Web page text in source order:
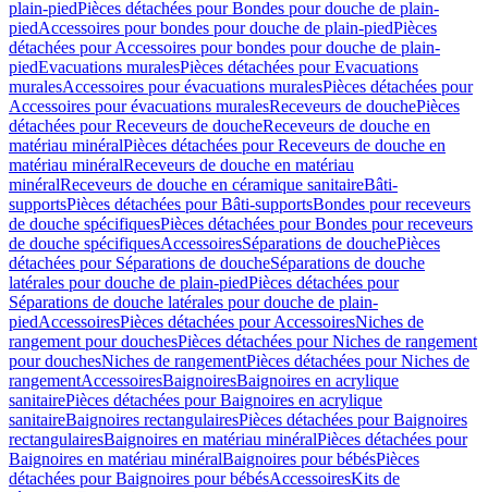
plain-piedPièces détachées pour Bondes pour douche de plain-
piedAccessoires pour bondes pour douche de plain-piedPièces
détachées pour Accessoires pour bondes pour douche de plain-
piedEvacuations muralesPièces détachées pour Evacuations
muralesAccessoires pour évacuations muralesPièces détachées pour
Accessoires pour évacuations muralesReceveurs de douchePièces
détachées pour Receveurs de doucheReceveurs de douche en
matériau minéralPièces détachées pour Receveurs de douche en
matériau minéralReceveurs de douche en matériau
minéralReceveurs de douche en céramique sanitaireBâti-
supportsPièces détachées pour Bâti-supportsBondes pour receveurs
de douche spécifiquesPièces détachées pour Bondes pour receveurs
de douche spécifiquesAccessoiresSéparations de douchePièces
détachées pour Séparations de doucheSéparations de douche
latérales pour douche de plain-piedPièces détachées pour
Séparations de douche latérales pour douche de plain-
piedAccessoiresPièces détachées pour AccessoiresNiches de
rangement pour douchesPièces détachées pour Niches de rangement
pour douchesNiches de rangementPièces détachées pour Niches de
rangementAccessoiresBaignoiresBaignoires en acrylique
sanitairePièces détachées pour Baignoires en acrylique
sanitaireBaignoires rectangulairesPièces détachées pour Baignoires
rectangulairesBaignoires en matériau minéralPièces détachées pour
Baignoires en matériau minéralBaignoires pour bébésPièces
détachées pour Baignoires pour bébésAccessoiresKits de